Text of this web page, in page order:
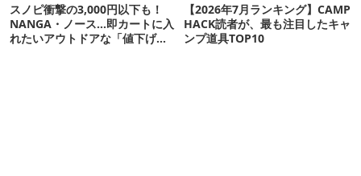
スノピ衝撃の3,000円以下も！
NANGA・ノース…即カートに入
れたいアウトドアな「値下げ夏
【2026年7月ランキング】CAMP
HACK読者が、最も注目したキャ
ンプ道具TOP10